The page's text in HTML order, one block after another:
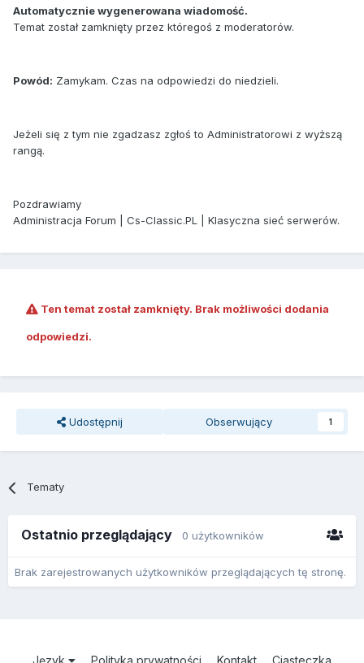
Automatycznie wygenerowana wiadomość.
Temat został zamknięty przez któregoś z moderatorów.
Powód: Zamykam. Czas na odpowiedzi do niedzieli.
Jeżeli się z tym nie zgadzasz zgłoś to Administratorowi z wyższą
rangą.
Pozdrawiamy
Administracja Forum | Cs-Classic.PL | Klasyczna sieć serwerów.
Ten temat został zamknięty. Brak możliwości dodania
odpowiedzi.
Udostępnij Obserwujący 1
Tematy
Ostatnio przeglądający 0 użytkowników
Brak zarejestrowanych użytkowników przeglądających tę stronę.